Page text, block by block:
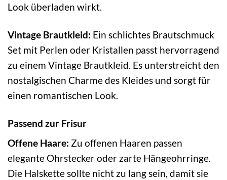
Look überladen wirkt.
Vintage Brautkleid: Ein schlichtes Brautschmuck
Set mit Perlen oder Kristallen passt hervorragend
zu einem Vintage Brautkleid. Es unterstreicht den
nostalgischen Charme des Kleides und sorgt für
einen romantischen Look.
Passend zur Frisur
Offene Haare: Zu offenen Haaren passen
elegante Ohrstecker oder zarte Hängeohrringe.
Die Halskette sollte nicht zu lang sein, damit sie